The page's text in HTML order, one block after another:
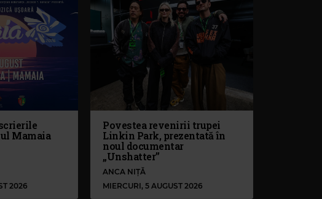
Mamaia
2026
Povestea revenirii trupei
Linkin Park, prezentată în
noul documentar
„Unshatter”
ANCA NIȚĂ
MIERCURI, 5 AUGUST 2026